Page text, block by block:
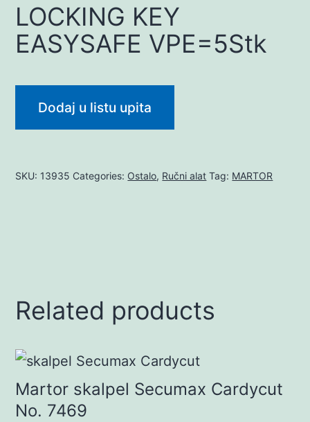
LOCKING KEY
EASYSAFE VPE=5Stk
Dodaj u listu upita
SKU: 13935 Categories: Ostalo, Ručni alat Tag: MARTOR
Related products
Martor skalpel Secumax Cardycut
No. 7469